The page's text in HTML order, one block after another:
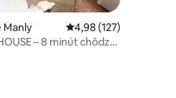
Manly Priemerné
4,98 (127)
– 8 minút chôdze